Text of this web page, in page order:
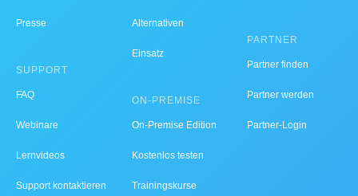
Presse
SUPPORT
FAQ
Webinare
Lernvideos
Support kontaktieren
Alternativen
Einsatz
ON-PREMISE
On-Premise Edition
Kostenlos testen
Trainingskurse
PARTNER
Partner finden
Partner werden
Partner-Login